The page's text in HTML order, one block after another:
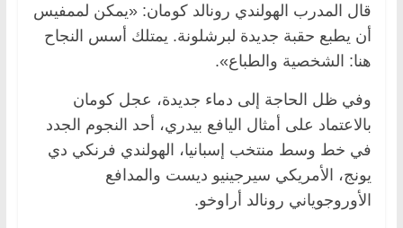
قال المدرب الهولندي رونالد كومان: «يمكن لممفيس
أن يطبع حقبة جديدة لبرشلونة. يمتلك أسس النجاح
هنا: الشخصية والطباع».
وفي ظل الحاجة إلى دماء جديدة، عجل كومان
بالاعتماد على أمثال اليافع بيدري، أحد النجوم الجدد
في خط وسط منتخب إسبانيا، الهولندي فرنكي دي
يونج، الأمريكي سيرجينيو ديست والمدافع
الأوروجوياني رونالد أراوخو.